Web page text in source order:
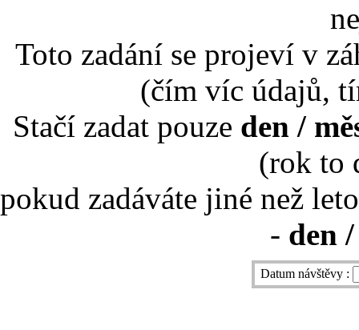
Toto zadání se projeví v
(čím víc údajů,
Stačí zadat pouze den /
(rok to
pokud zadáváte jiné než
- den
Datum návštěvy :